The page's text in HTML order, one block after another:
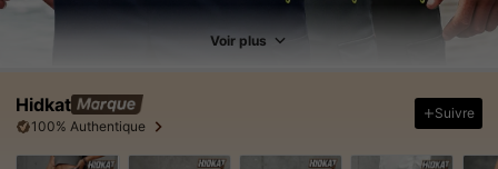
Voir plus
Hidkat
100% Authentique
Suivre